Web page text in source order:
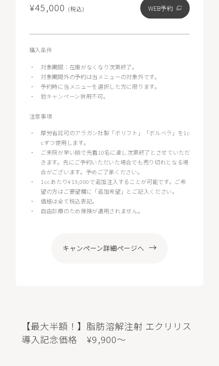
¥45,000 (税込) WEB予約
購入条件
・ 対象期間：在庫がなくなり次第終了。
・ 対象期間外の予約は当メニューの対象外です。
・予約時に当メニューを選択した方に限ります。
・他キャンペーン併用不可。
注意事項
・ 厚労省認可のアラガン社製「ボリフト」「ボルベラ」を1c
cずつ使用します。
・
ご来院が早い順で先着10名に達し次第終了とさせていただ
きます。先にご予約いただいた場合でも売り切れとなる場
合がございます。予めご了承ください。
・ 1ccあたり¥19,000で追加注入することが可能です。ご希
望の方はご要望欄に「追加希望」とご記入ください。
・価格は全て税込表記。
・
自由診療のため保険が適用されません。
キャンペーン詳細ページへ
【最大半額！】脂肪溶解注射 エクリリス
導入記念価格 ¥9,900～